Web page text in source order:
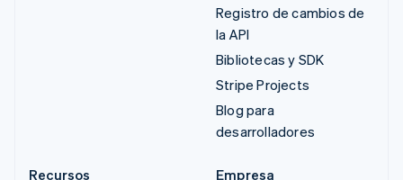
Registro de cambios de
la API
Bibliotecas y SDK
Stripe Projects
Blog para
desarrolladores
Recursos
Empresa